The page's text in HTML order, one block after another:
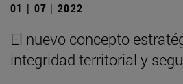
01 | 07 | 2022
El nuevo concepto
integridad territorial y